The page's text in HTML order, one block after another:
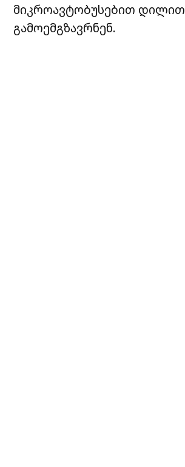
მიკროავტობუსებით დილით
გამოემგზავრნენ.